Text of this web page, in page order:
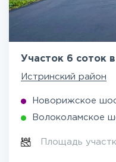
Участок 6 соток
Истринский район
Новорижское
Волоколамское
Площадь